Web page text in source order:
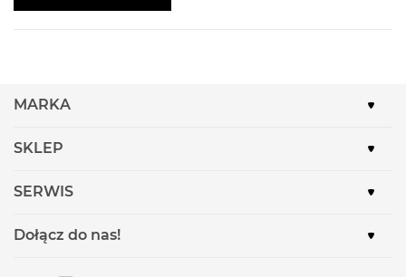
MARKA
SKLEP
SERWIS
Dołącz do nas!